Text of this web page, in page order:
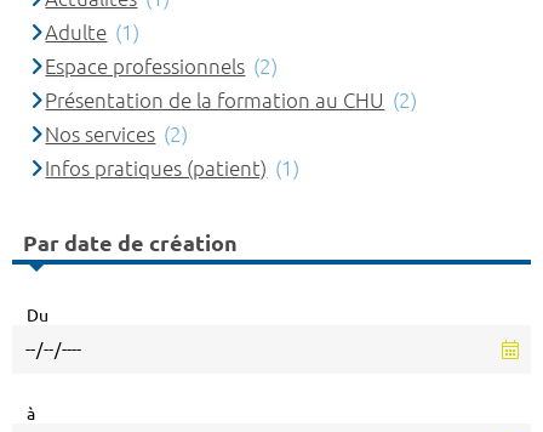
Adulte (1)
Espace professionnels (2)
Présentation de la formation au CHU (2)
Nos services (2)
Infos pratiques (patient) (1)
Par date de création
Du
à